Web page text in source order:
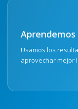
Usamos los
aprovechar mejor